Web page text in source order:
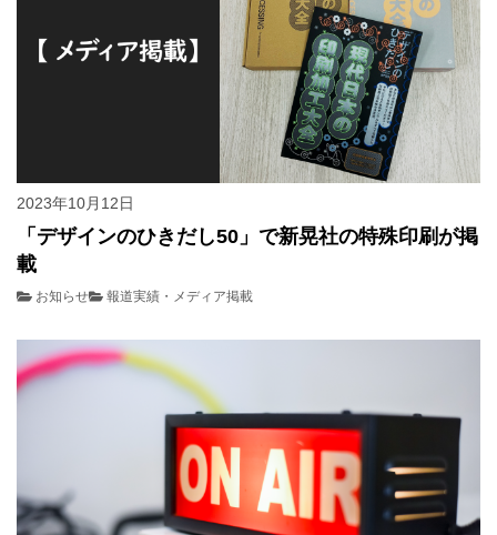
2023年10月12日
「デザインのひきだし50」で新晃社の特殊印刷が掲
載
お知らせ 報道実績・メディア掲載